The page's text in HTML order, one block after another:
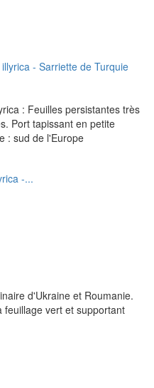
: Feuilles persistantes très
Port tapissant en petite
: sud de l'Europe
-...
d'Ukraine et Roumanie.
vert et supportant